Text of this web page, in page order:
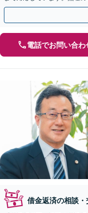
く交渉いたします。
電話でお問い合わ
借金返済の相談・